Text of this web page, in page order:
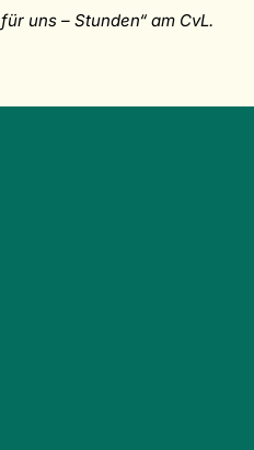
uns – Stunden“ am CvL.